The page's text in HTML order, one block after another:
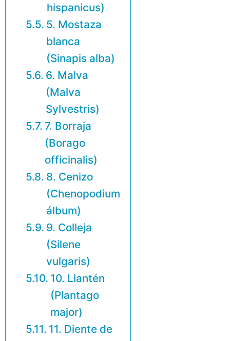
hispanicus)
5. Mostaza
blanca
(Sinapis alba)
6. Malva
(Malva
Sylvestris)
7. Borraja
(Borago
officinalis)
8. Cenizo
(Chenopodium
álbum)
9. Colleja
(Silene
vulgaris)
10. Llantén
(Plantago
major)
11. Diente de